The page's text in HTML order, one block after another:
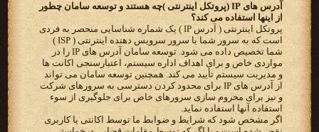
آدرس های IP (پروتکل اینترنتی )چه هستند و توسعه سامان چطور
از اینها استفاده می کند؟
پروتکل اینترنتی ( آدرس IP ) یک شماره شناسایی منحصر به فردی
است که به سرور شما یا سرور سرویس دهنده اینترنتی ( ISP )
شما تخصیص داده می شود. توسعه سامان آدرس های IP را در
مواردی خاص و برای اهداف اداره سیستم، اعتبارسنجی اکانت ها
و مدیریت سیستم تأیید می کند. همچنین توسعه سامان می تواند
از آدرس های IP برای محدود کردن دسترسی به سرورهای شرکت
و نیز برای محروم سازی سرورهای خاص برای جلوگیری از سوء
استفاده آنها استفاده نماید.
اگر مشخص شود که شرایط و ضوابط ما توسط اکانتی یا کاربری